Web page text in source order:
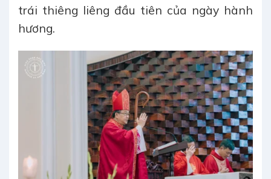
trái thiêng liêng đầu tiên của ngày hành
hương.